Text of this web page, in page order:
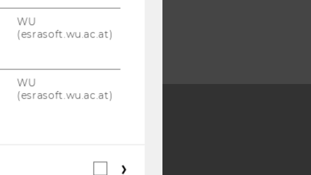
AMBA
WU
(esrasoft.wu.ac.at)
WU
(esrasoft.wu.ac.at)
Webstatistik